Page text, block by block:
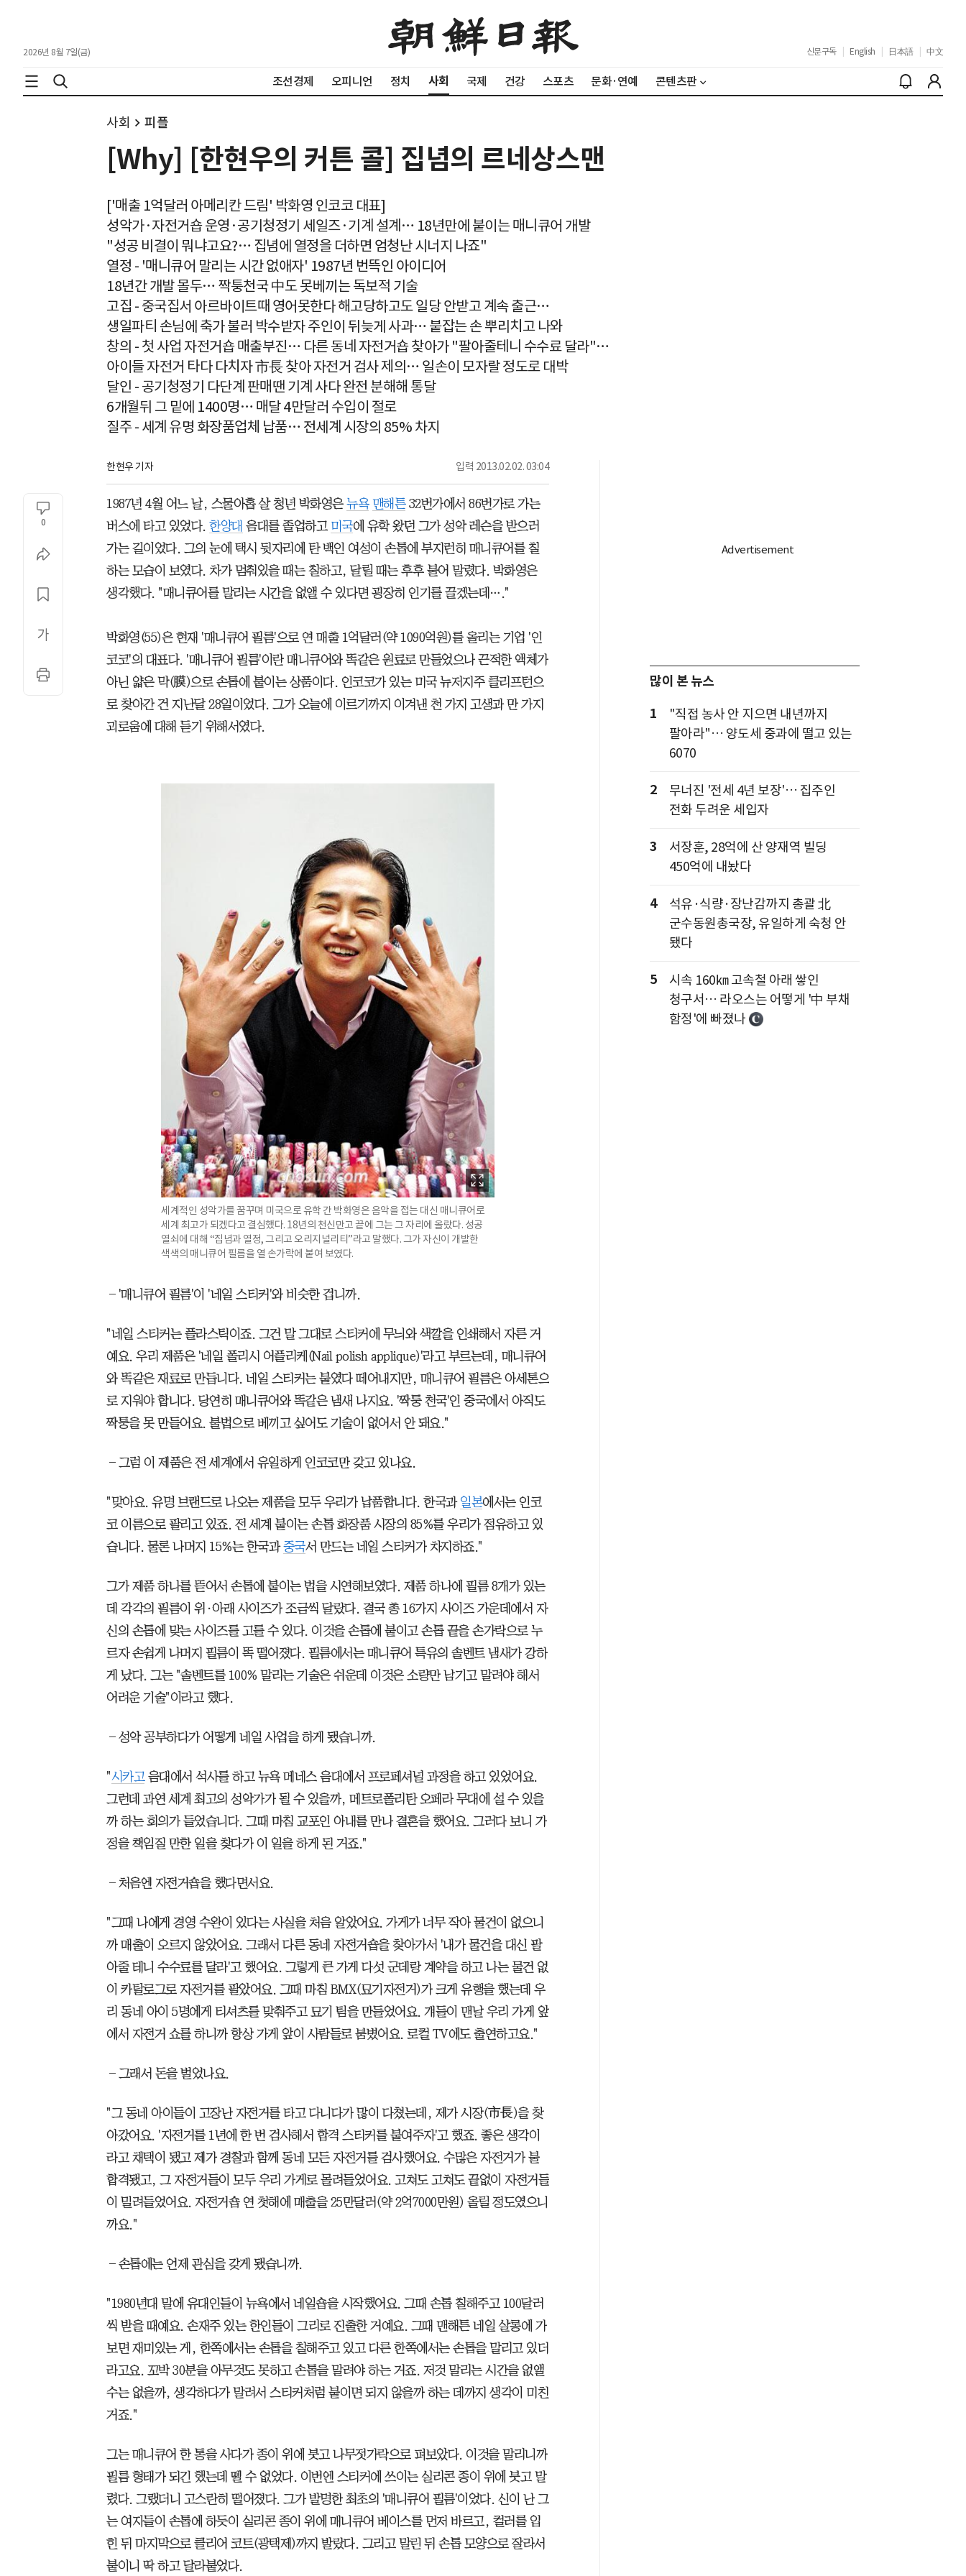
2026년 8월 7일(금) 신문구독 English 日本語 中文
조선경제 오피니언 정치 사회 국제 건강 스포츠 문화·연예 콘텐츠판
사회 피플
[Why] [한현우의 커튼 콜] 집념의 르네상스맨
['매출 1억달러 아메리칸 드림' 박화영 인코코 대표]
성악가·자전거숍 운영·공기청정기 세일즈·기계 설계… 18년만에 붙이는 매니큐어 개발
"성공 비결이 뭐냐고요?… 집념에 열정을 더하면 엄청난 시너지 나죠"
열정 - '매니큐어 말리는 시간 없애자' 1987년 번뜩인 아이디어
18년간 개발 몰두… 짝퉁천국 中도 못베끼는 독보적 기술
고집 - 중국집서 아르바이트때 영어못한다 해고당하고도 일당 안받고 계속 출근…
생일파티 손님에 축가 불러 박수받자 주인이 뒤늦게 사과… 붙잡는 손 뿌리치고 나와
창의 - 첫 사업 자전거숍 매출부진… 다른 동네 자전거숍 찾아가 "팔아줄테니 수수료 달라"…
아이들 자전거 타다 다치자 市長 찾아 자전거 검사 제의… 일손이 모자랄 정도로 대박
달인 - 공기청정기 다단계 판매땐 기계 사다 완전 분해해 통달
6개월뒤 그 밑에 1400명… 매달 4만달러 수입이 절로
질주 - 세계 유명 화장품업체 납품… 전세계 시장의 85% 차지
한현우 기자 입력 2013.02.02. 03:04
0
1987년 4월 어느 날, 스물아홉 살 청년 박화영은 뉴욕 맨해튼32번가에서 86번가로 가는
버스에 타고 있었다. 한양대 음대를 졸업하고 미국에 유학 왔던 그가 성악 레슨을 받으러
가는 길이었다. 그의 눈에 택시 뒷자리에 탄 백인 여성이 손톱에 부지런히 매니큐어를 칠
하는 모습이 보였다. 차가 멈춰있을 때는 칠하고, 달릴 때는 후후 불어 말렸다. 박화영은
생각했다. "매니큐어를 말리는 시간을 없앨 수 있다면 굉장히 인기를 끌겠는데…."
박화영(55)은 현재 '매니큐어 필름'으로 연 매출 1억달러(약 1090억원)를 올리는 기업 '인
코코'의 대표다. '매니큐어 필름'이란 매니큐어와 똑같은 원료로 만들었으나 끈적한 액체가
아닌 얇은 막(膜)으로 손톱에 붙이는 상품이다. 인코코가 있는 미국 뉴저지주 클리프턴으
로 찾아간 건 지난달 28일이었다. 그가 오늘에 이르기까지 이겨낸 천 가지 고생과 만 가지
괴로움에 대해 듣기 위해서였다.
세계적인 성악가를 꿈꾸며 미국으로 유학 간 박화영은 음악을 접는 대신 매니큐어로
세계 최고가 되겠다고 결심했다. 18년의 천신만고 끝에 그는 그 자리에 올랐다. 성공
열쇠에 대해 “집념과 열정, 그리고 오리지널리티”라고 말했다. 그가 자신이 개발한
색색의 매니큐어 필름을 열 손가락에 붙여 보였다.
―'매니큐어 필름'이 '네일 스티커'와 비슷한 겁니까.
"네일 스티커는 플라스틱이죠. 그건 말 그대로 스티커에 무늬와 색깔을 인쇄해서 자른 거
예요. 우리 제품은 '네일 폴리시 어플리케(Nail polish applique)'라고 부르는데, 매니큐어
와 똑같은 재료로 만듭니다. 네일 스티커는 붙였다 떼어내지만, 매니큐어 필름은 아세톤으
로 지워야 합니다. 당연히 매니큐어와 똑같은 냄새 나지요. '짝퉁 천국'인 중국에서 아직도
짝퉁을 못 만들어요. 불법으로 베끼고 싶어도 기술이 없어서 안 돼요."
―그럼 이 제품은 전 세계에서 유일하게 인코코만 갖고 있나요.
"맞아요. 유명 브랜드로 나오는 제품을 모두 우리가 납품합니다. 한국과 일본에서는 인코
코 이름으로 팔리고 있죠. 전 세계 붙이는 손톱 화장품 시장의 85%를 우리가 점유하고 있
습니다. 물론 나머지 15%는 한국과중국서 만드는 네일 스티커가 차지하죠."
그가 제품 하나를 뜯어서 손톱에 붙이는 법을 시연해보였다. 제품 하나에 필름 8개가 있는
데 각각의 필름이 위·아래 사이즈가 조금씩 달랐다. 결국 총 16가지 사이즈 가운데에서 자
신의 손톱에 맞는 사이즈를 고를 수 있다. 이것을 손톱에 붙이고 손톱 끝을 손가락으로 누
르자 손쉽게 나머지 필름이 똑 떨어졌다. 필름에서는 매니큐어 특유의 솔벤트 냄새가 강하
게 났다. 그는 "솔벤트를 100% 말리는 기술은 쉬운데 이것은 소량만 남기고 말려야 해서
어려운 기술"이라고 했다.
―성악 공부하다가 어떻게 네일 사업을 하게 됐습니까.
"시카고음대에서 석사를 하고 뉴욕 메네스 음대에서 프로페셔널 과정을 하고 있었어요.
그런데 과연 세계 최고의 성악가가 될 수 있을까, 메트로폴리탄 오페라 무대에 설 수 있을
까 하는 회의가 들었습니다. 그때 마침 교포인 아내를 만나 결혼을 했어요. 그러다 보니 가
정을 책임질 만한 일을 찾다가 이 일을 하게 된 거죠."
―처음엔 자전거숍을 했다면서요.
"그때 나에게 경영 수완이 있다는 사실을 처음 알았어요. 가게가 너무 작아 물건이 없으니
까 매출이 오르지 않았어요. 그래서 다른 동네 자전거숍을 찾아가서 '내가 물건을 대신 팔
아줄 테니 수수료를 달라'고 했어요. 그렇게 큰 가게 다섯 군데랑 계약을 하고 나는 물건 없
이 카탈로그로 자전거를 팔았어요. 그때 마침 BMX(묘기자전거)가 크게 유행을 했는데 우
리 동네 아이 5명에게 티셔츠를 맞춰주고 묘기 팀을 만들었어요. 걔들이 맨날 우리 가게 앞
에서 자전거 쇼를 하니까 항상 가게 앞이 사람들로 붐볐어요. 로컬 TV에도 출연하고요."
―그래서 돈을 벌었나요.
"그 동네 아이들이 고장난 자전거를 타고 다니다가 많이 다쳤는데, 제가 시장(市長)을 찾
아갔어요. '자전거를 1년에 한 번 검사해서 합격 스티커를 붙여주자'고 했죠. 좋은 생각이
라고 채택이 됐고 제가 경찰과 함께 동네 모든 자전거를 검사했어요. 수많은 자전거가 불
합격됐고, 그 자전거들이 모두 우리 가게로 몰려들었어요. 고쳐도 고쳐도 끝없이 자전거들
이 밀려들었어요. 자전거숍 연 첫해에 매출을 25만달러(약 2억7000만원) 올릴 정도였으니
까요."
―손톱에는 언제 관심을 갖게 됐습니까.
"1980년대 말에 유대인들이 뉴욕에서 네일숍을 시작했어요. 그때 손톱 칠해주고 100달러
씩 받을 때예요. 손재주 있는 한인들이 그리로 진출한 거예요. 그때 맨해튼 네일 살롱에 가
보면 재미있는 게, 한쪽에서는 손톱을 칠해주고 있고 다른 한쪽에서는 손톱을 말리고 있더
라고요. 꼬박 30분을 아무것도 못하고 손톱을 말려야 하는 거죠. 저것 말리는 시간을 없앨
수는 없을까, 생각하다가 말려서 스티커처럼 붙이면 되지 않을까 하는 데까지 생각이 미친
거죠."
그는 매니큐어 한 통을 사다가 종이 위에 붓고 나무젓가락으로 펴보았다. 이것을 말리니까
필름 형태가 되긴 했는데 뗄 수 없었다. 이번엔 스티커에 쓰이는 실리콘 종이 위에 붓고 말
렸다. 그랬더니 고스란히 떨어졌다. 그가 발명한 최초의 '매니큐어 필름'이었다. 신이 난 그
는 여자들이 손톱에 하듯이 실리콘 종이 위에 매니큐어 베이스를 먼저 바르고, 컬러를 입
힌 뒤 마지막으로 클리어 코트(광택제)까지 발랐다. 그리고 말린 뒤 손톱 모양으로 잘라서
붙이니 딱 하고 달라붙었다.
많이 본 뉴스
1
"직접 농사 안 지으면 내년까지
팔아라"… 양도세 중과에 떨고 있는
6070
2
무너진 '전세 4년 보장'… 집주인
전화 두려운 세입자
3
서장훈, 28억에 산 양재역 빌딩
450억에 내놨다
4
석유·식량·장난감까지 총괄 北
군수동원총국장, 유일하게 숙청 안
됐다
5
시속 160㎞ 고속철 아래 쌓인
청구서… 라오스는 어떻게 '中 부채
함정'에 빠졌나